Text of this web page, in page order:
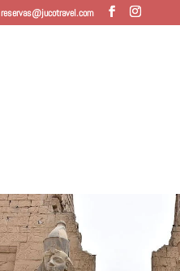
reservas@jucotravel.com